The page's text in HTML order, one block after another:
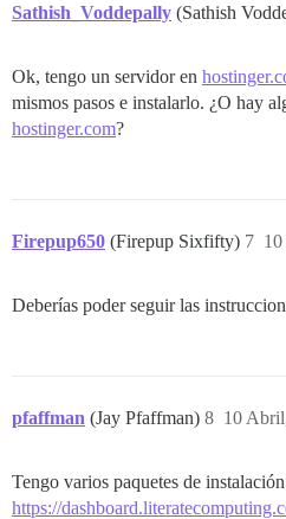
Sathish_Voddepally (Sathish
Ok, tengo un servidor en
mismos pasos e instalarlo. ¿O hay
hostinger.com?
Firepup650 (Firepup Sixfifty) 7
Deberías poder seguir las
pfaffman (Jay Pfaffman) 10
8
Tengo varios paquetes de
https://